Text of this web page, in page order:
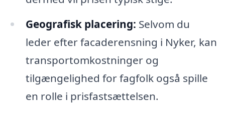
Geografisk placering: Selvom du
leder efter facaderensning i Nyker, kan
transportomkostninger og
tilgængelighed for fagfolk også spille
en rolle i prisfastsættelsen.